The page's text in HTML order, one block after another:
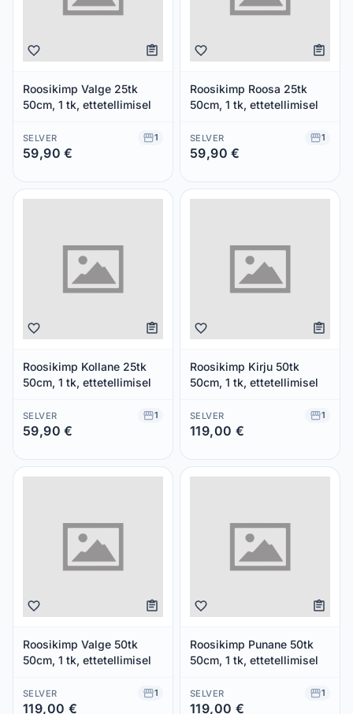
Roosikimp Valge 25tk
50cm, 1 tk, ettetellimisel
SELVER 1
59,90 €
Roosikimp Roosa 25tk
50cm, 1 tk, ettetellimisel
SELVER 1
59,90 €
Roosikimp Kollane 25tk
50cm, 1 tk, ettetellimisel
SELVER 1
59,90 €
Roosikimp Kirju 50tk
50cm, 1 tk, ettetellimisel
SELVER 1
119,00 €
Roosikimp Valge 50tk
50cm, 1 tk, ettetellimisel
SELVER 1
119,00 €
Roosikimp Punane 50tk
50cm, 1 tk, ettetellimisel
SELVER 1
119,00 €